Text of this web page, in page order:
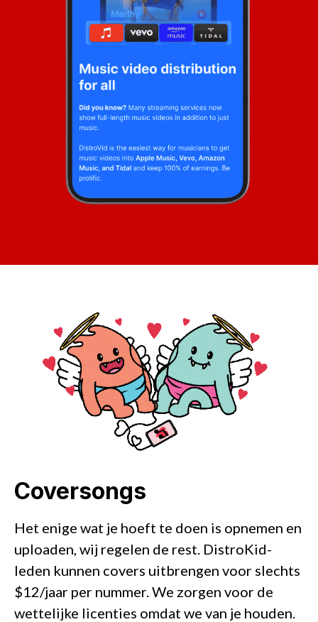
Coversongs
Het enige wat je hoeft te doen is opnemen en
uploaden, wij regelen de rest. DistroKid-
leden kunnen covers uitbrengen voor slechts
$12/jaar per nummer. We zorgen voor de
wettelijke licenties omdat we van je houden.